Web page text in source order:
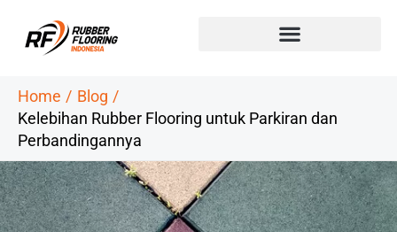
Home
Blog
Kelebihan Rubber Flooring untuk Parkiran dan
Perbandingannya